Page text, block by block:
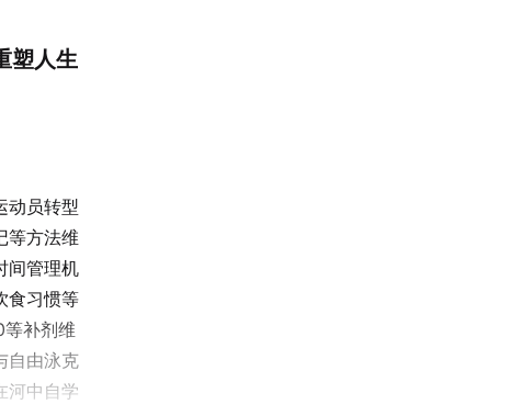
塑人生
动员转型
等方法维
间管理机
食习惯等
补剂维
自由泳克
河中自学